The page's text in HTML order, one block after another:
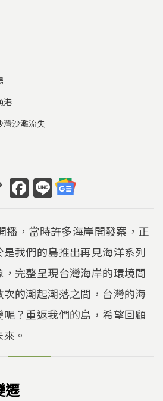
港
灣沙灘流失
C
o
p
y
Li
n
k
F
a
c
e
b
o
o
k
Li
n
e
播，當時許多海岸開發案，正
我們的島推出再見海洋系列
完整呈現台灣海岸的環境問
的潮起潮落之間，台灣的海
？重返我們的島，希望回顧
。
遷